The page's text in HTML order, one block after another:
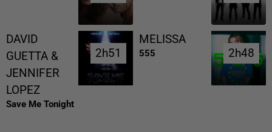
DAVID
GUETTA &
JENNIFER
LOPEZ
Save Me Tonight
2h51
2h51
MELISSA
555 2h48
2h48